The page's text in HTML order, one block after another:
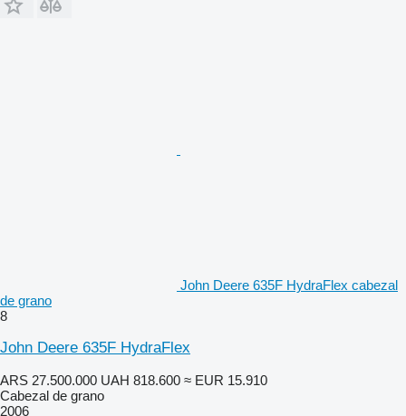
John Deere 635F HydraFlex cabezal
de grano
8
John Deere 635F HydraFlex
ARS 27.500.000 UAH 818.600 ≈ EUR 15.910
Cabezal de grano
2006